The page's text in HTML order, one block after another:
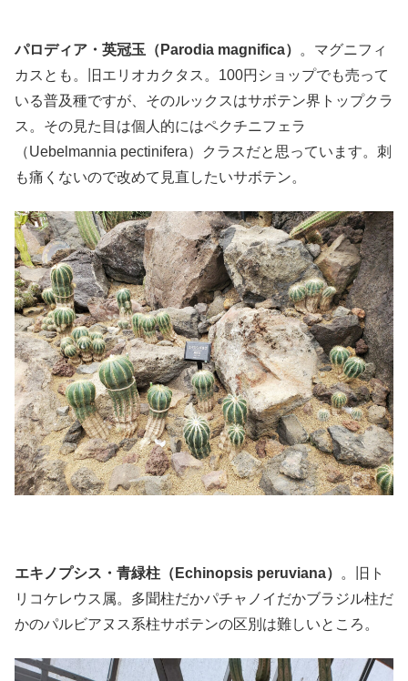
パロディア・英冠玉（Parodia magnifica）
。マグニフィ
カスとも。旧エリオカクタス。100円ショップでも売って
いる普及種ですが、そのルックスはサボテン界トップクラ
ス。その見た目は個人的にはペクチニフェラ
（Uebelmannia pectinifera）クラスだと思っています。刺
も痛くないので改めて見直したいサボテン。
エキノプシス・青緑柱（Echinopsis peruviana） 。旧ト
リコケレウス属。多聞柱だかパチャノイだかブラジル柱だ
かのパルビアヌス系柱サボテンの区別は難しいところ。